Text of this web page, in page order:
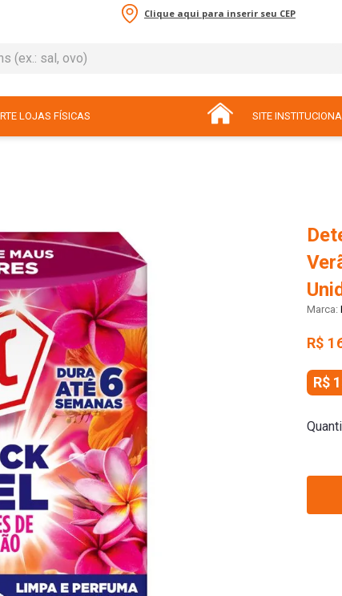
Clique aqui para inserir seu CEP
sal, ovo)
LOJAS FÍSICAS SITE
R$
R$